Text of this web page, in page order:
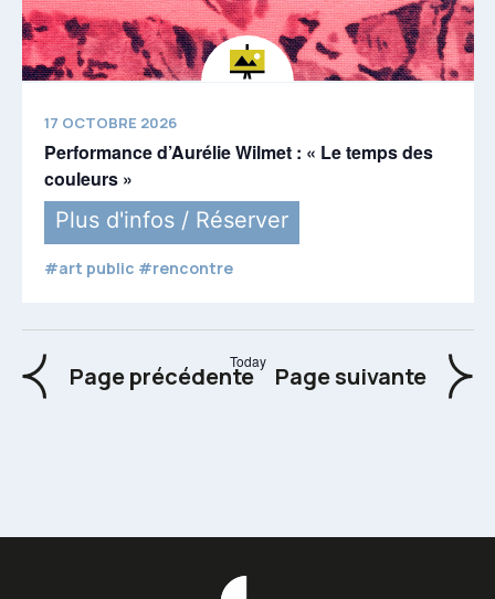
17 OCTOBRE 2026
Performance d’Aurélie Wilmet : « Le temps des
couleurs »
Plus d'infos / Réserver
#art public #rencontre
Page précédenteEvents
Today
Page suivante